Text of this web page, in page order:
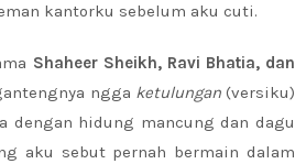
kantorku sebelum aku cuti.
Shaheer Sheikh, Ravi Bhatia, dan
ngga ketulungan(versiku)
dengan hidung mancung dan dagu
aku sebut pernah bermain dalam